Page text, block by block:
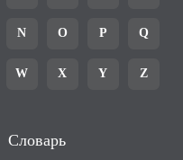
N O P Q
W X Y Z
Словарь